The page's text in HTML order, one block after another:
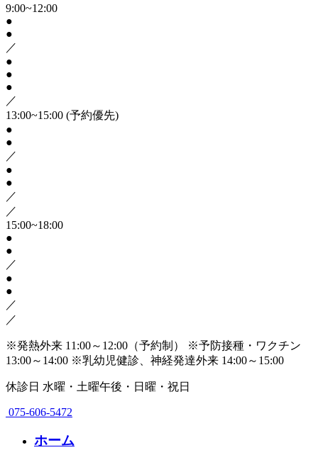
9:00~12:00
●
●
／
●
●
●
／
13:00~15:00 (予約優先)
●
●
／
●
●
／
／
15:00~18:00
●
●
／
●
●
／
／
※発熱外来 11:00～12:00（予約制）
※予防接種・ワクチン
13:00～14:00 ※乳幼児健診、神経発達外来 14:00～15:00
休診日 水曜・土曜午後・日曜・祝日
075-606-5472
ホーム